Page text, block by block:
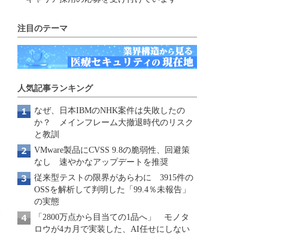
注目のテーマ
人気記事ランキング
なぜ、日本IBMのNHK案件は失敗したの
か？ メインフレーム大撤退時代のリスク
と教訓
VMware製品にCVSS 9.8の脆弱性、回避策
なし 速やかなアップデートを推奨
従来型テストの限界があらわに 3915件の
OSSを解析して判明した「99.4％未報告」
の実態
「2800万点から目当ての1品へ」 モノタ
ロウが4カ月で実装した、AI任せにしない